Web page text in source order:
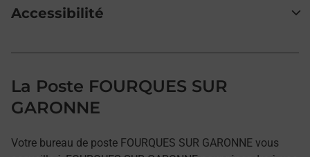
Accessibilité
La Poste FOURQUES SUR
GARONNE
Votre bureau de poste FOURQUES SUR GARONNE vous